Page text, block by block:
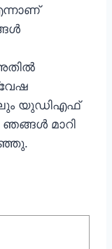
യുഡിഎഫ്
ഞങ്ങള്‍ മാറി